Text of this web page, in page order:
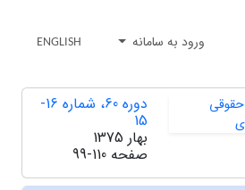
ورود به سامانه ENGLISH
دوره 60، شماره 16-
15
بهار 1375
صفحه 99-110